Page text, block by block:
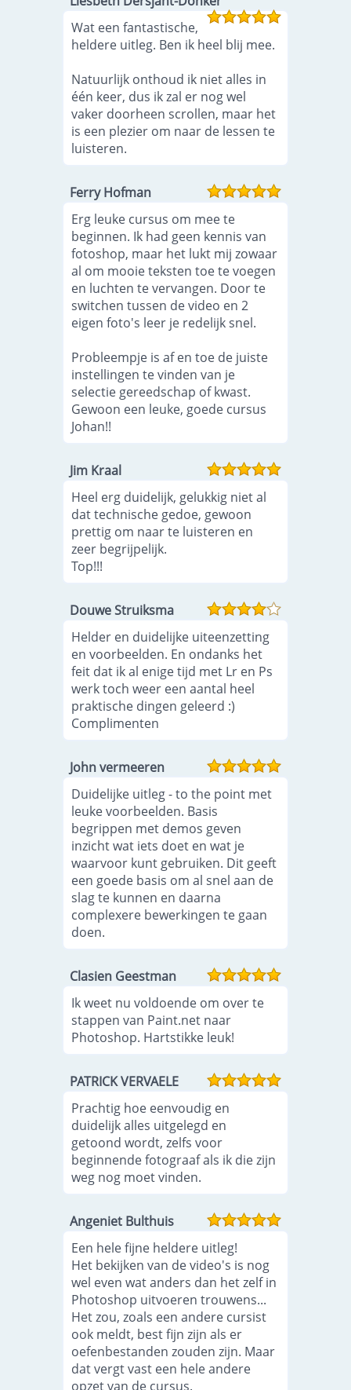
Wat een fantastische,
heldere uitleg. Ben ik heel blij mee.
Natuurlijk onthoud ik niet alles in
één keer, dus ik zal er nog wel
vaker doorheen scrollen, maar het
is een plezier om naar de lessen te
luisteren.
Ferry Hofman
Erg leuke cursus om mee te
beginnen. Ik had geen kennis van
fotoshop, maar het lukt mij zowaar
al om mooie teksten toe te voegen
en luchten te vervangen. Door te
switchen tussen de video en 2
eigen foto's leer je redelijk snel.
Probleempje is af en toe de juiste
instellingen te vinden van je
selectie gereedschap of kwast.
Gewoon een leuke, goede cursus
Johan!!
Jim Kraal
Heel erg duidelijk, gelukkig niet al
dat technische gedoe, gewoon
prettig om naar te luisteren en
zeer begrijpelijk.
Top!!!
Douwe Struiksma
Helder en duidelijke uiteenzetting
en voorbeelden. En ondanks het
feit dat ik al enige tijd met Lr en Ps
werk toch weer een aantal heel
praktische dingen geleerd :)
Complimenten
John vermeeren
Duidelijke uitleg - to the point met
leuke voorbeelden. Basis
begrippen met demos geven
inzicht wat iets doet en wat je
waarvoor kunt gebruiken. Dit geeft
een goede basis om al snel aan de
slag te kunnen en daarna
complexere bewerkingen te gaan
doen.
Clasien Geestman
Ik weet nu voldoende om over te
stappen van Paint.net naar
Photoshop. Hartstikke leuk!
PATRICK VERVAELE
Prachtig hoe eenvoudig en
duidelijk alles uitgelegd en
getoond wordt, zelfs voor
beginnende fotograaf als ik die zijn
weg nog moet vinden.
Angeniet Bulthuis
Een hele fijne heldere uitleg!
Het bekijken van de video's is nog
wel even wat anders dan het zelf in
Photoshop uitvoeren trouwens...
Het zou, zoals een andere cursist
ook meldt, best fijn zijn als er
oefenbestanden zouden zijn. Maar
dat vergt vast een hele andere
opzet van de cursus.